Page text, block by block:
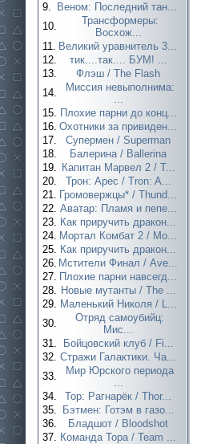
9.
Веном: Последний тан...
10.
Трансформеры:
Восхож...
11. Великий уравнитель 3...
12.
тик....так.... БУМ! ...
13.
Флэш / The Flash
14.
Миссия невыполнима:
...
15. Плохие парни до конц...
16. Охотники за привиден...
17.
Супермен / Superman
18.
Балерина / Ballerina
19. Капитан Марвел 2 / T...
20.
Трон: Арес / Tron: A...
21. Громовержцы* / Thund...
22. Аватар: Пламя и пепе...
23. Как приручить дракон...
24. Мортал Комбат 2 / Mo...
25. Как приручить дракон...
26. Мстители Финал / Ave...
27. Плохие парни навсегд...
28. Новые мутанты / The ...
29. Маленький Николя / L...
30.
Отряд самоубийц:
Мис...
31.
Бойцовский клуб / Fi...
32. Стражи Галактики. Ча...
33.
Мир Юрского периода
...
34.
Тор: Рагнарёк / Thor...
35.
Бэтмен: Готэм в газо...
36.
Бладшот / Bloodshot
37. Команда Тора / Team ...